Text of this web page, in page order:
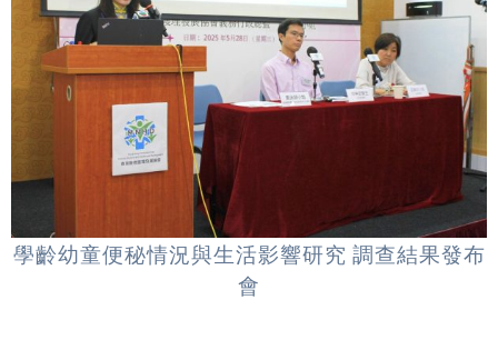
學齡幼童便秘情況與生活影響研究 調查結果發布
會